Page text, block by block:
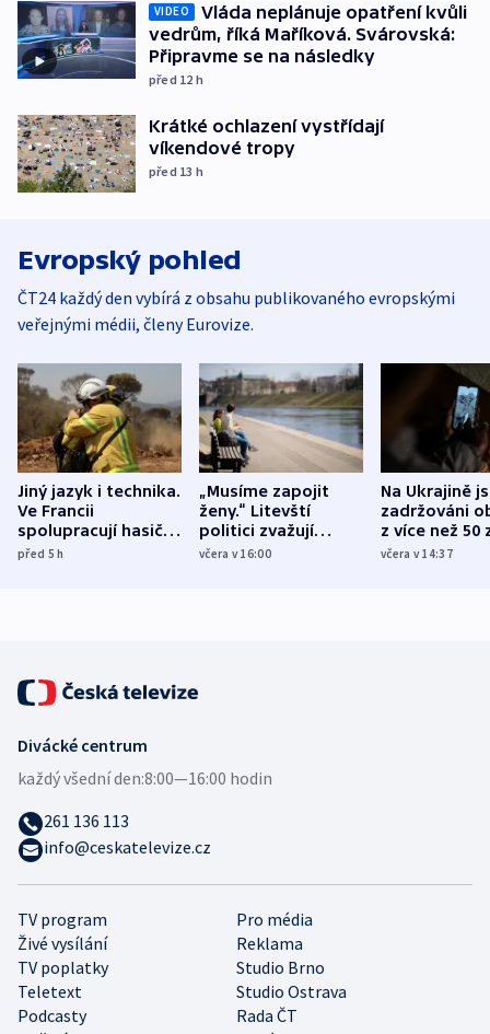
VIDEO
Vláda neplánuje opatření kvůli
vedrům, říká Maříková. Svárovská:
Připravme se na následky
před 12 h
Krátké ochlazení vystřídají
víkendové tropy
před 13 h
Evropský pohled
ČT24 každý den vybírá z obsahu publikovaného evropskými
veřejnými médii, členy Eurovize.
Jiný jazyk i technika.
Ve Francii
spolupracují hasiči z
různých zemí
před 5h
„Musíme zapojit
ženy.“ Litevští
politici zvažují
dohodu o
včera v 16:00
Na Ukrajině
zadržováni
z více než 50
Bojovali na
včera v 14:37
TV program
Pro média
Živé vysílání
Reklama
TV poplatky
Studio Brno
Teletext
Studio Ostrava
Podcasty
Rada ČT
Divácké centrum
každý všední den:8:00—16:00 hodin
261 136 113
info@ceskatelevize.cz